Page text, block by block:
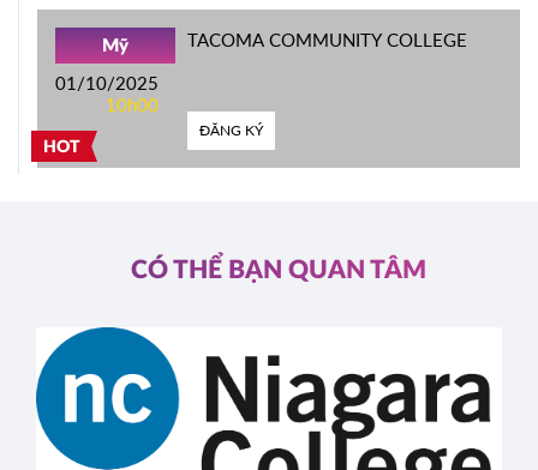
HOT
Mỹ
01/10/2025
10h00
TACOMA COMMUNITY COLLEGE
ĐĂNG KÝ
CÓ THỂ BẠN QUAN TÂM